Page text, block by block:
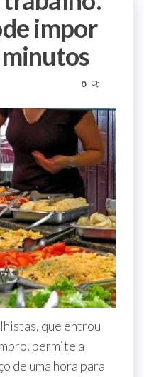
impor
0
que entrou
permite a
de uma hora para